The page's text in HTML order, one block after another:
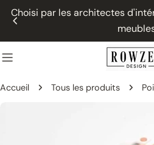
Passer
contenu
Choisi par les architectes
Accueil Tous les produits